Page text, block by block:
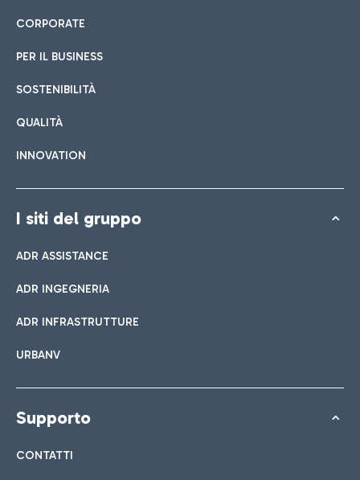
CORPORATE
PER IL BUSINESS
SOSTENIBILITÀ
QUALITÀ
INNOVATION
I siti del gruppo
ADR ASSISTANCE
ADR INGEGNERIA
ADR INFRASTRUTTURE
URBANV
Supporto
CONTATTI